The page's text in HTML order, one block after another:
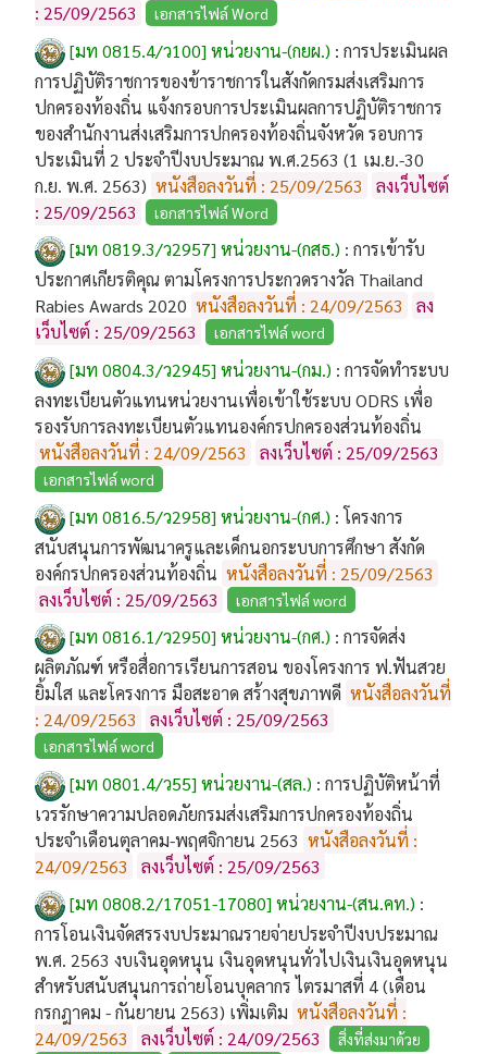
: 25/09/2563
เอกสารไฟล์ Word
[มท 0815.4/ว100] หน่วยงาน-(กยผ.) : การประเมินผล
การปฏิบัติราชการของข้าราชการในสังกัดกรมส่งเสริมการ
ปกครองท้องถิ่น แจ้งกรอบการประเมินผลการปฏิบัติราชการ
ของสำนักงานส่งเสริมการปกครองท้องถิ่นจังหวัด รอบการ
ประเมินที่ 2 ประจำปีงบประมาณ พ.ศ.2563 (1 เม.ย.-30
ก.ย. พ.ศ. 2563) หนังสือลงวันที่ : 25/09/2563
ลงเว็บไซต์
: 25/09/2563
เอกสารไฟล์ Word
[มท 0819.3/ว2957] หน่วยงาน-(กสธ.) : การเข้ารับ
ประกาศเกียรติคุณ ตามโครงการประกวดรางวัล Thailand
Rabies Awards 2020 หนังสือลงวันที่ : 24/09/2563
ลง
เว็บไซต์ : 25/09/2563
เอกสารไฟล์ word
[มท 0804.3/ว2945] หน่วยงาน-(กม.) : การจัดทำระบบ
ลงทะเบียนตัวแทนหน่วยงานเพื่อเข้าใช้ระบบ ODRS เพื่อ
รองรับการลงทะเบียนตัวแทนองค์กรปกครองส่วนท้องถิ่น
หนังสือลงวันที่ : 24/09/2563
ลงเว็บไซต์ : 25/09/2563
เอกสารไฟล์ word
[มท 0816.5/ว2958] หน่วยงาน-(กศ.) :โครงการ
สนับสนุนการพัฒนาครูและเด็กนอกระบบการศึกษา สังกัด
องค์กรปกครองส่วนท้องถิ่น หนังสือลงวันที่ : 25/09/2563
ลงเว็บไซต์ : 25/09/2563
เอกสารไฟล์ word
[มท 0816.1/ว2950] หน่วยงาน-(กศ.) : การจัดส่ง
ผลิตภัณฑ์ หรือสื่อการเรียนการสอน ของโครงการ ฟ.ฟันสวย
ยิ้มใส และโครงการ มือสะอาด สร้างสุขภาพดี หนังสือลงวันที่
: 24/09/2563
ลงเว็บไซต์ : 25/09/2563
เอกสารไฟล์ word
[มท 0801.4/ว55] หน่วยงาน-(สล.) : การปฏิบัติหน้าที่
เวรรักษาความปลอดภัยกรมส่งเสริมการปกครองท้องถิ่น
ประจำเดือนตุลาคม-พฤศจิกายน 2563 หนังสือลงวันที่ :
24/09/2563
ลงเว็บไซต์ : 25/09/2563
[มท 0808.2/17051-17080] หน่วยงาน-(สน.คท.) :
การโอนเงินจัดสรรงบประมาณรายจ่ายประจำปีงบประมาณ
พ.ศ. 2563 งบเงินอุดหนุน เงินอุดหนุนทั่วไปเงินเงินอุดหนุน
สำหรับสนับสนุนการถ่ายโอนบุคลากร ไตรมาสที่ 4 (เดือน
กรกฎาคม - กันยายน 2563) เพิ่มเติม หนังสือลงวันที่ :
24/09/2563
ลงเว็บไซต์ : 24/09/2563
สิ่งที่ส่งมาด้วย